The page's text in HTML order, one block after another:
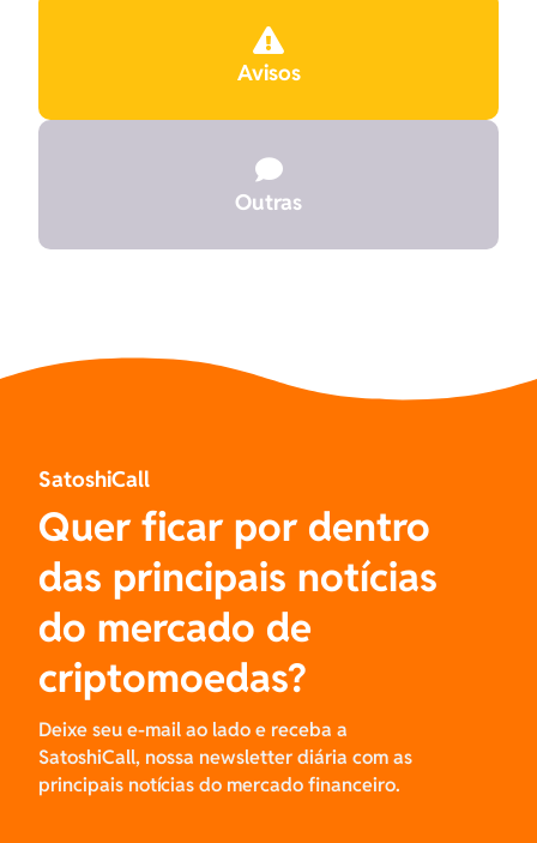

Avisos

Outras
SatoshiCall
Quer ficar por dentro
das principais notícias
do mercado de
criptomoedas?
Deixe seu e-mail ao lado e receba a
SatoshiCall, nossa newsletter diária com as
principais notícias do mercado financeiro.